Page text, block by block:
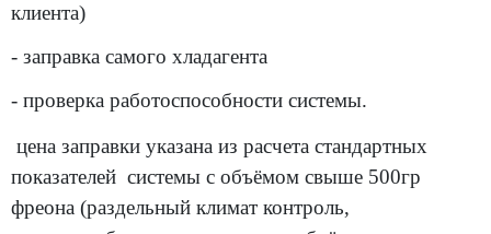
клиента)
- заправка самого хладагента
- проверка работоспособности системы.
цена заправки указана из расчета стандартных
показателей системы с объёмом свыше 500гр
фреона (раздельный климат контроль,